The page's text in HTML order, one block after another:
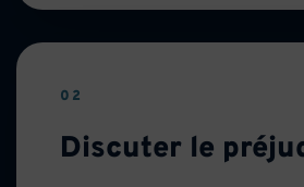
02
Discuter le